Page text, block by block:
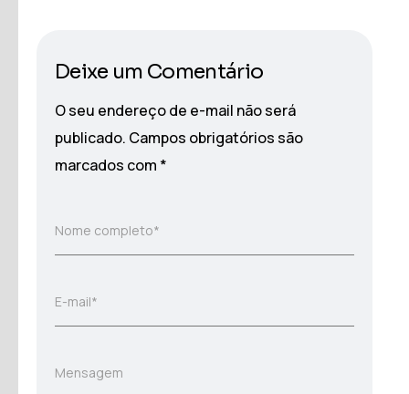
Deixe um Comentário
O seu endereço de e-mail não será
publicado. Campos obrigatórios são
marcados com *
Nome completo*
E-mail*
Mensagem